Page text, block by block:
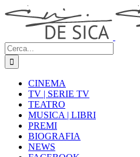
Salta
contenuto
Cerca
per:
CINEMA
TV | SERIE TV
TEATRO
MUSICA | LIBRI
PREMI
BIOGRAFIA
NEWS